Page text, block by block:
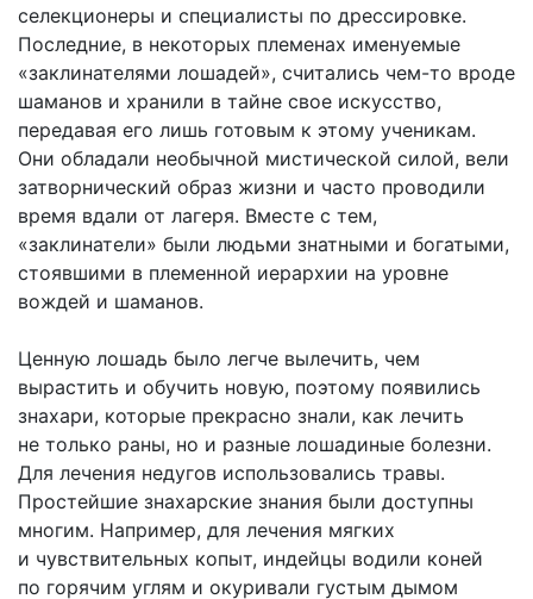
селекционеры и специалисты по дрессировке.
Последние, в некоторых племенах именуемые
«заклинателями лошадей», считались чем-то вроде
шаманов и хранили в тайне свое искусство,
передавая его лишь готовым к этому ученикам.
Они обладали необычной мистической силой, вели
затворнический образ жизни и часто проводили
время вдали от лагеря. Вместе с тем,
«заклинатели» были людьми знатными и богатыми,
стоявшими в племенной иерархии на уровне
вождей и шаманов.
Ценную лошадь было легче вылечить, чем
вырастить и обучить новую, поэтому появились
знахари, которые прекрасно знали, как лечить
не только раны, но и разные лошадиные болезни.
Для лечения недугов использовались травы.
Простейшие знахарские знания были доступны
многим. Например, для лечения мягких
и чувствительных копыт, индейцы водили коней
по горячим углям и окуривали густым дымом